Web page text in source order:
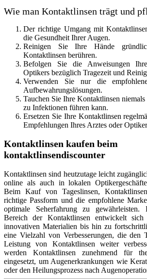
Wie man Kontaktlinsen trägt und
Der richtige Umgang mit
die Gesundheit Ihrer Augen.
Reinigen Sie Ihre Hände
Kontaktlinsen berühren.
Befolgen Sie die Anweisungen
Optikers bezüglich Tragezeit und
Verwenden Sie nur die
Aufbewahrungslösungen.
Tauchen Sie Ihre Kontaktlinsen
zu Infektionen führen kann.
Ersetzen Sie Ihre Kontaktlinsen
Empfehlungen Ihres Arztes oder
Kontaktlinsen kaufen beim
kontaktlinsendiscounter
Kontaktlinsen sind heutzutage leicht
online als auch in lokalen
Beim Kauf von Tageslinsen,
richtige Passform und die empfohlene
optimale Seherfahrung zu
Bereich der Kontaktlinsen entwickelt
innovativen Materialien bis hin zu
eine Vielzahl von Verbesserungen, die den
Leistung von Kontaktlinsen weiter
werden Kontaktlinsen zunehmend für
eingesetzt, um Augenerkrankungen wie
oder den Heilungsprozess nach